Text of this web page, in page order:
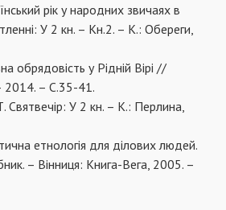
рік у народних звичаях в
У 2 кн. – Кн.2. – К.: Обереги,
обрядовість у Рідній Вірі //
2014. – С.35-41.
Святвечір: У 2 кн. – К.: Перлина,
етнологія для ділових людей.
– Вінниця: Книга-Вега, 2005. –